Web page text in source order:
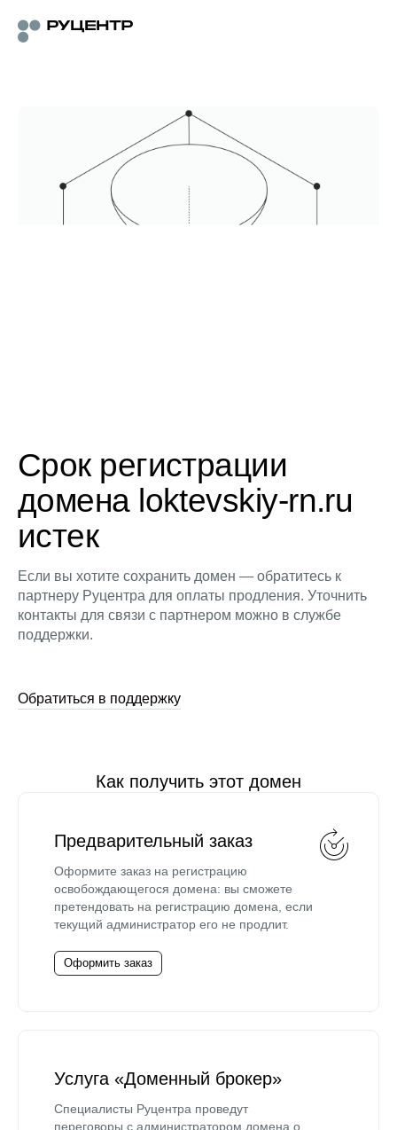
Срок регистрации
домена loktevskiy-rn.ru
истек
Если вы хотите сохранить домен — обратитесь к
партнеру Руцентра для оплаты продления. Уточнить
контакты для связи с партнером можно в службе
поддержки.
Обратиться в поддержку
Как получить этот домен
Предварительный заказ
Оформите заказ на регистрацию
освобождающегося домена: вы сможете
претендовать на регистрацию домена, если
текущий администратор его не продлит.
Оформить заказ
Услуга «Доменный брокер»
Специалисты Руцентра проведут
переговоры с администратором домена о